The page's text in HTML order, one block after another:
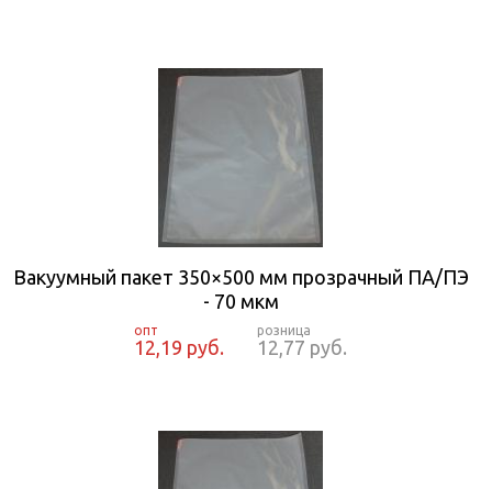
Вакуумный пакет 350×500 мм прозрачный ПА/ПЭ
- 70 мкм
12,19 руб. 12,77 руб.